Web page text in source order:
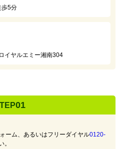
歩5分
イヤルエミー湘南304
01
ーム、あるいはフリーダイヤル0120-
。